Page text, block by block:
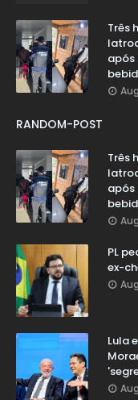
Três
após
RANDOM-POST
Três
após
PL
ex-
Lula